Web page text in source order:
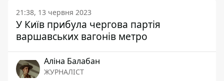
21:38, 13 червня 2023
У Київ прибула чергова партія
варшавських вагонів метро
Аліна Балабан
ЖУРНАЛІСТ